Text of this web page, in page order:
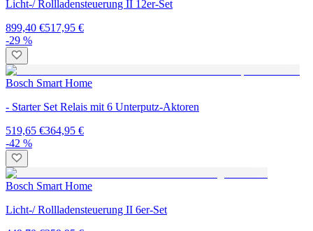
Licht-/ Rollladensteuerung II 12er-Set
899,40 €517,95 €
-29 %
Bosch Smart Home
- Starter Set Relais mit 6 Unterputz-Aktoren
519,65 €364,95 €
-42 %
Bosch Smart Home
Licht-/ Rollladensteuerung II 6er-Set